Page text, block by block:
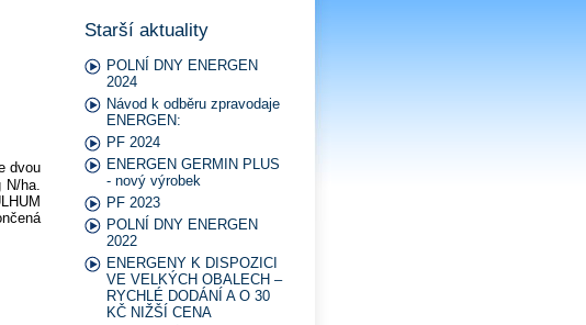
Starší aktuality
POLNÍ DNY ENERGEN
2024
Návod k odběru zpravodaje
ENERGEN:
PF 2024
ENERGEN GERMIN PLUS
- nový výrobek
PF 2023
POLNÍ DNY ENERGEN
2022
ENERGENY K DISPOZICI
VE VELKÝCH OBALECH –
RYCHLÉ DODÁNÍ A O 30
KČ NIŽŠÍ CENA
dvou
N/ha.